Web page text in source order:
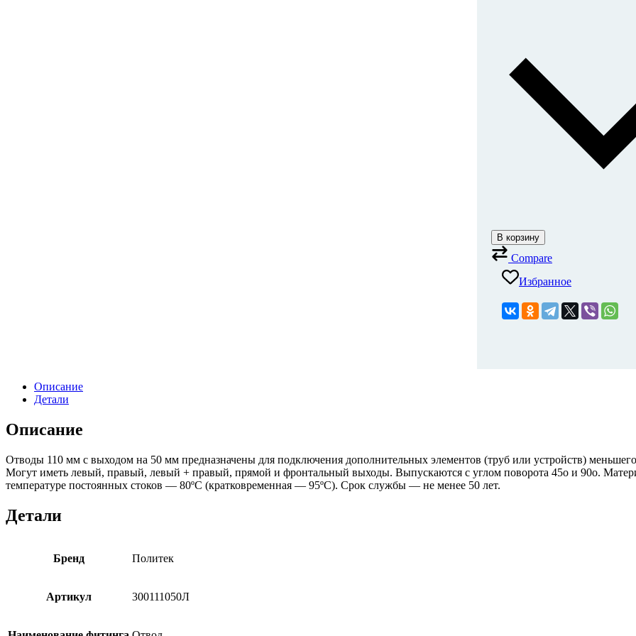
В корзину
Compare
Избранное
Описание
Детали
Описание
Отводы 110 мм с выходом на 50 мм предназначены для подключения дополнительных элементов (труб или устройств)
Могут иметь левый, правый, левый + правый, прямой и фронтальный выходы. Выпускаются с углом поворота 45о и 90о.
температуре постоянных стоков — 80ºС (кратковременная — 95ºС). Срок службы — не менее 50 лет.
Детали
Бренд Политек
Артикул 300111050Л